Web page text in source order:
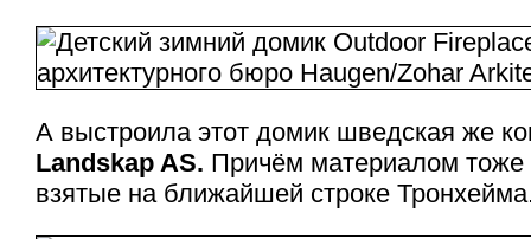
А выстроила этот домик шведская же
Landskap AS. Причём материалом
взятые на ближайшей строке